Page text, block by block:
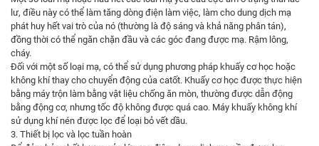
lư, điều này có thể làm tăng dòng điện làm việc, làm cho dung dịch mạ
phát huy hết vai trò của nó (thường là độ sáng và khả năng phân tán),
đồng thời có thể ngăn chặn đầu và các góc đang được mạ. Rậm lông,
cháy.
Đối với một số loại mạ, có thể sử dụng phương pháp khuấy cơ học hoặc
không khí thay cho chuyển động của catốt. Khuấy cơ học được thực hiện
bằng máy trộn làm bằng vật liệu chống ăn mòn, thường được dẫn động
bằng động cơ, nhưng tốc độ không được quá cao. Máy khuấy không khí
sử dụng khí nén được lọc để loại bỏ vết dầu.
3. Thiết bị lọc và lọc tuần hoàn